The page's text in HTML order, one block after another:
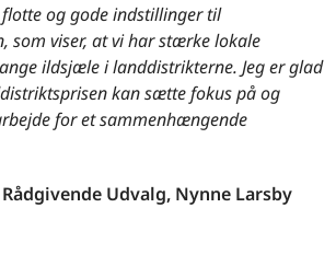
flotte og gode indstillinger til
som viser, at vi har stærke lokale
ildsjæle i landdistrikterne. Jeg er glad
kan sætte fokus på og
for et sammenhængende
Udvalg, Nynne Larsby